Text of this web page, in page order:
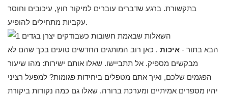
בתקשורת. ברגע שדברים עוברים למיקור חוץ, עיכובים וחוסר
עקביות מתחילים להופיע.
הבא בתור - איכות . כאן רוב המותגים החדשים טועים בכך שהם לא
מבקשים מספיק. אל תתביישו. שאלו אותם ישירות: מהו שיעור
הפגמים שלכם, ואיך אתם מטפלים ביחידות פגומות? למפעל רציני
יהיו מספרים אמיתיים ומערכת ברורה. שאלו גם כמה נקודות ביקורת